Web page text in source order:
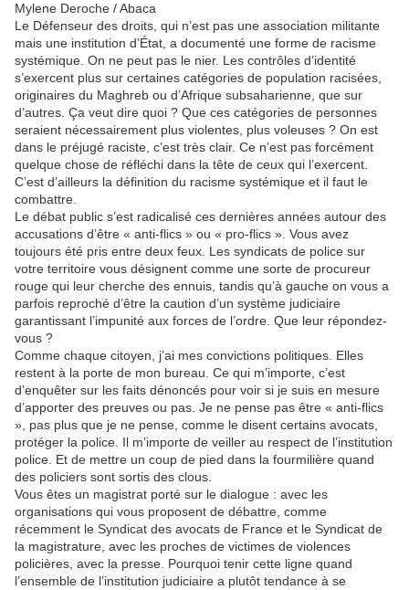
Mylene Deroche / Abaca
Le Défenseur des droits, qui n’est pas une association militante
mais une institution d’État, a documenté une forme de racisme
systémique. On ne peut pas le nier. Les contrôles d’identité
s’exercent plus sur certaines catégories de population racisées,
originaires du Maghreb ou d’Afrique subsaharienne, que sur
d’autres. Ça veut dire quoi ? Que ces catégories de personnes
seraient nécessairement plus violentes, plus voleuses ? On est
dans le préjugé raciste, c’est très clair. Ce n’est pas forcément
quelque chose de réfléchi dans la tête de ceux qui l’exercent.
C’est d’ailleurs la définition du racisme systémique et il faut le
combattre.
Le débat public s’est radicalisé ces dernières années autour des
accusations d’être « anti-flics » ou « pro-flics ». Vous avez
toujours été pris entre deux feux. Les syndicats de police sur
votre territoire vous désignent comme une sorte de procureur
rouge qui leur cherche des ennuis, tandis qu’à gauche on vous a
parfois reproché d’être la caution d’un système judiciaire
garantissant l’impunité aux forces de l’ordre. Que leur répondez-
vous ?
Comme chaque citoyen, j’ai mes convictions politiques. Elles
restent à la porte de mon bureau. Ce qui m’importe, c’est
d’enquêter sur les faits dénoncés pour voir si je suis en mesure
d’apporter des preuves ou pas. Je ne pense pas être « anti-flics
», pas plus que je ne pense, comme le disent certains avocats,
protéger la police. Il m’importe de veiller au respect de l’institution
police. Et de mettre un coup de pied dans la fourmilière quand
des policiers sont sortis des clous.
Vous êtes un magistrat porté sur le dialogue : avec les
organisations qui vous proposent de débattre, comme
récemment le Syndicat des avocats de France et le Syndicat de
la magistrature, avec les proches de victimes de violences
policières, avec la presse. Pourquoi tenir cette ligne quand
l’ensemble de l’institution judiciaire a plutôt tendance à se